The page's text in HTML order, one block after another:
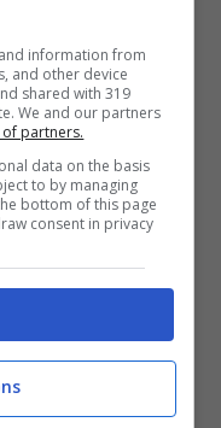
c’è anche
con i giocatori
Ai tempi del
allenare un
non
tecniche
chiese al
voleva
e il faceto,
se concedergli
information from
and other device
shared with 319
We and our partners
of partners.
data on the basis
to by managing
bottom of this page
consent in privacy